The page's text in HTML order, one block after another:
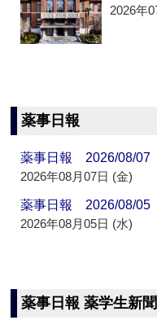
2026年
薬事日報
薬事日報 2026/08/07
2026年08月07日 (金)
薬事日報 2026/08/05
2026年08月05日 (水)
薬事日報 薬学生新